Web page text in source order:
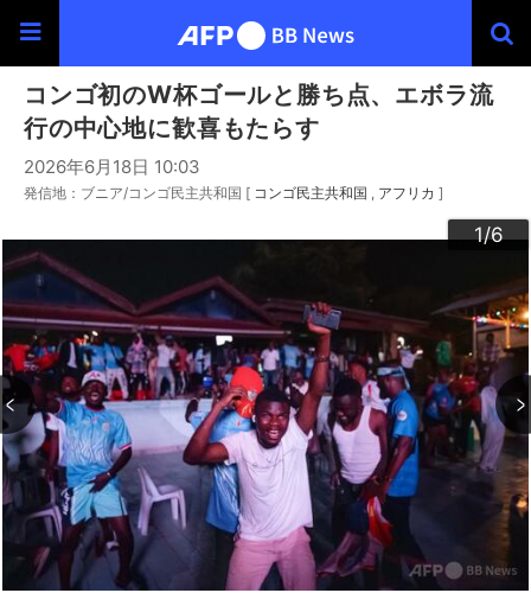
コンゴ初のW杯ゴールと勝ち点、エボラ流
行の中心地に歓喜もたらす
2026年6月18日 10:03
発信地：ブニア/コンゴ民主共和国 [ コンゴ民主共和国 アフリカ ]
1/6
2/6
3/6
4/6
5/6
6/6